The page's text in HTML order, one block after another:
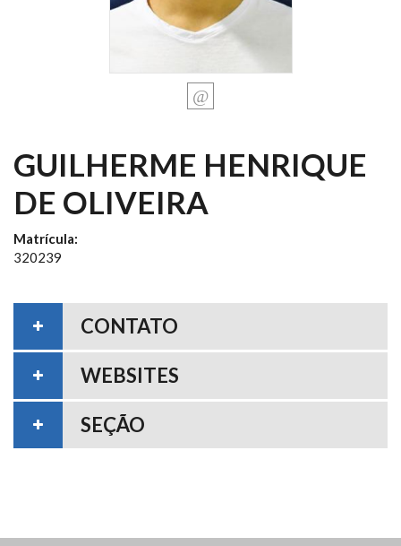
GUILHERME HENRIQUE
DE OLIVEIRA
Matrícula:
320239
CONTATO
WEBSITES
SEÇÃO